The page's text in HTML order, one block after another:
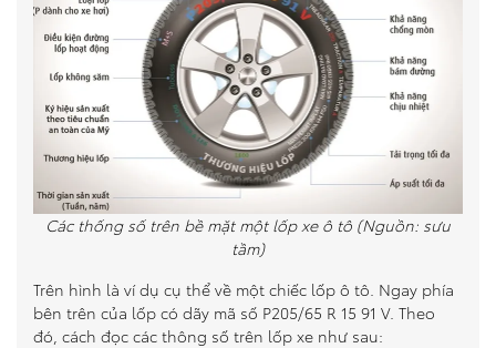
Các thống số trên bề mặt một lốp xe ô tô (Nguồn: sưu
tầm)
Trên hình là ví dụ cụ thể về một chiếc lốp ô tô. Ngay phía
bên trên của lốp có dãy mã số P205/65 R 15 91 V. Theo
đó, cách đọc các thông số trên lốp xe như sau: